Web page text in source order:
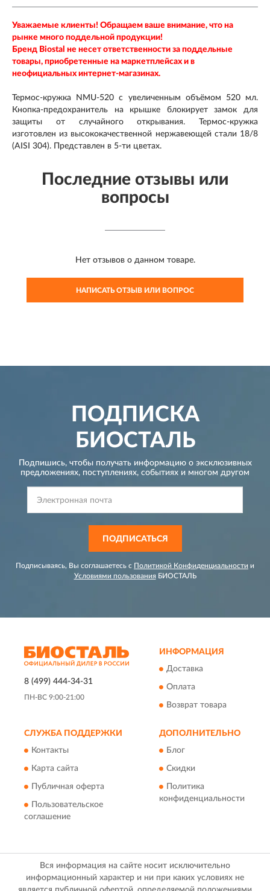
Уважаемые клиенты! Обращаем ваше внимание, что на
рынке много поддельной продукции!
Бренд Biostal не несет ответственности за поддельные
товары, приобретенные на маркетплейсах и в
неофициальных интернет-магазинах.
Термос-кружка NMU-520 с увеличенным объёмом 520 мл.
Кнопка-предохранитель на крышке блокирует замок для
защиты от случайного открывания. Термос-кружка
изготовлен из высококачественной нержавеющей стали 18/8
(AISI 304). Представлен в 5-ти цветах.
Последние отзывы или
вопросы
Нет отзывов о данном товаре.
НАПИСАТЬ ОТЗЫВ ИЛИ ВОПРОС
ПОДПИСКА
БИОСТАЛЬ
Подпишись, чтобы получать информацию о эксклюзивных
предложениях, поступлениях, событиях и многом другом
ПОДПИСАТЬСЯ
Подписываясь, Вы соглашаетесь с Политикой Конфиденциальности и
Условиями пользования БИОСТАЛЬ
8 (499) 444-34-31
ПН-ВС 9:00-21:00
ИНФОРМАЦИЯ
Доставка
Оплата
Возврат товара
СЛУЖБА ПОДДЕРЖКИ
Контакты
Карта сайта
Публичная оферта
Пользовательское
соглашение
ДОПОЛНИТЕЛЬНО
Блог
Скидки
Политика
конфиденциальности
Вся информация на сайте носит исключительно
информационный характер и ни при каких условиях не